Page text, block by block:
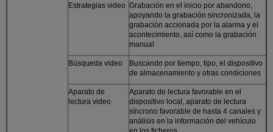
Estrategias video Grabación en el inicio por abandono,
apoyando la grabación sincronizada, la
grabación accionada por la alarma y el
acontecimiento, así como la grabación
manual
Búsqueda video
Buscando por tiempo, tipo, el dispositivo
de almacenamiento y otras condiciones
Aparato de
lectura video
Aparato de lectura favorable en el
dispositivo local, aparato de lectura
síncrono favorable de hasta 4 canales y
análisis en la información del vehículo